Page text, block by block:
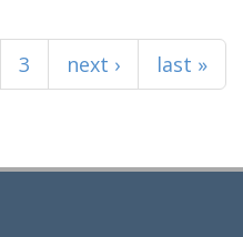
3 next › last »